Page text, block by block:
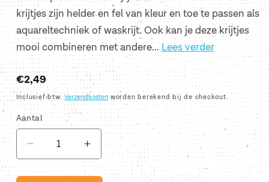
krijtjes zijn helder en fel van kleur en toe te passen als
aquareltechniek of waskrijt. Ook kan je deze krijtjes
mooi combineren met andere... Lees verder
Normale
prijs
€2,49
Inclusief btw.Verzendkosten worden berekend bij de checkout.
Aantal
Aantal
verlagen
voor
Aantal
verhogen
voor